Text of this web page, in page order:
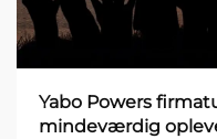
Yabo Powers
mindeværdig